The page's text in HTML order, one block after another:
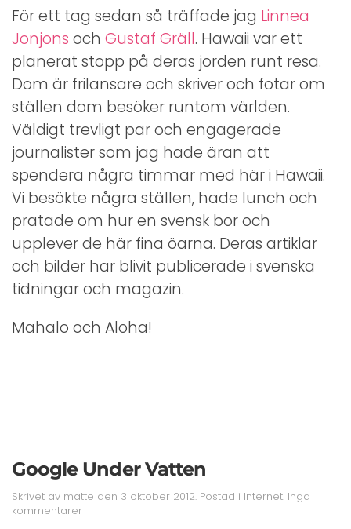
För ett tag sedan så träffade jag Linnea
Jonjons och Gustaf Gräll. Hawaii var ett
planerat stopp på deras jorden runt resa.
Dom är frilansare och skriver och fotar om
ställen dom besöker runtom världen.
Väldigt trevligt par och engagerade
journalister som jag hade äran att
spendera några timmar med här i Hawaii.
Vi besökte några ställen, hade lunch och
pratade om hur en svensk bor och
upplever de här fina öarna. Deras artiklar
och bilder har blivit publicerade i svenska
tidningar och magazin.
Mahalo och Aloha!
Google Under Vatten
Skrivet av matte den 3 oktober 2012. Postad i Internet. Inga
kommentarertill